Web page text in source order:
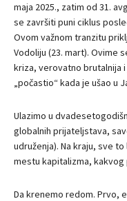
maja 2025., zatim od 31.
se završiti puni ciklus
Ovom važnom tranzitu
Vodoliju (23. mart). Ovime
kriza, verovatno brutalnija
„počastio“ kada je ušao u
Ulazimo u
globalnih prijateljstava,
udruženja). Na kraju, sve
mestu kapitalizma,
Da krenemo redom. Prvo,